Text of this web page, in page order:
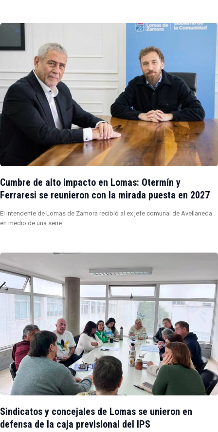
Cumbre de alto impacto en Lomas: Otermín y
Ferraresi se reunieron con la mirada puesta en 2027
El intendente de Lomas de Zamora recibió al ex jefe comunal de Avellaneda
en medio de una serie…
Sindicatos y concejales de Lomas se unieron en
defensa de la caja previsional del IPS